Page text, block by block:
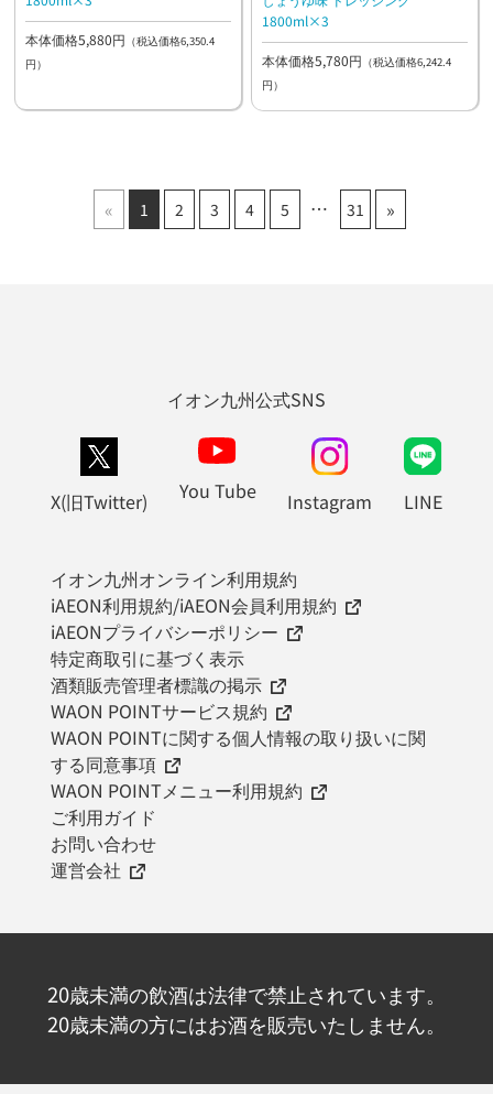
本体価格5,880円 （税込価格6,350.4
円）
1800ml×3
本体価格5,780円 （税込価格6,242.4
円）
« 1 2 3 4 5 31 »
イオン九州公式SNS
X(旧Twitter) You Tube Instagram LINE
イオン九州オンライン利用規約
iAEON利用規約/iAEON会員利用規約
iAEONプライバシーポリシー
特定商取引に基づく表示
酒類販売管理者標識の掲示
WAON POINTサービス規約
WAON POINTに関する個人情報の取り扱いに関
する同意事項
WAON POINTメニュー利用規約
ご利用ガイド
お問い合わせ
運営会社
20歳未満の飲酒は法律で禁止されています。
20歳未満の方にはお酒を販売いたしません。